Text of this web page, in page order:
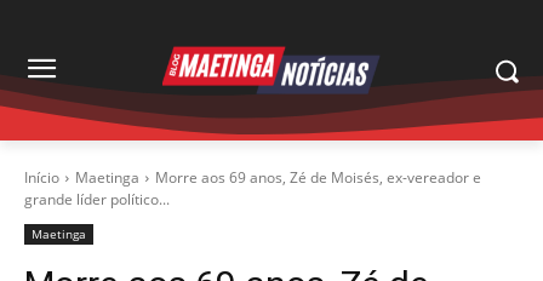
Início Maetinga
Morre aos 69 anos, Zé de Moisés, ex-vereador e
grande líder político...
Maetinga